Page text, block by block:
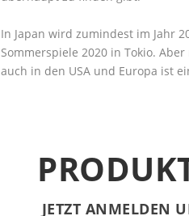
In Japan wird zumindest im Jahr
Sommerspiele 2020 in Tokio.
auch in den USA und Europa ist
JETZT ANMELDEN